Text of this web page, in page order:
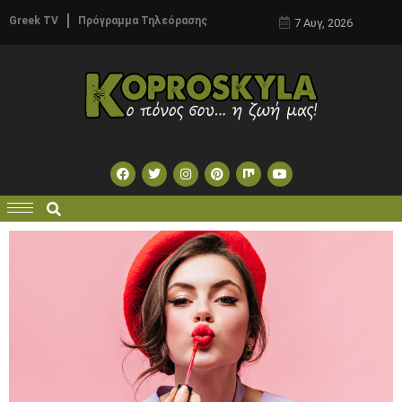
Greek TV Πρόγραμμα Τηλεόρασης 7 Αυγ, 2026